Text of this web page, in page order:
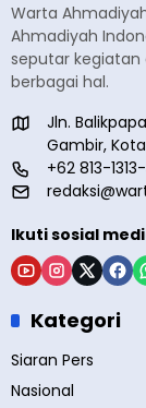
Warta
Ahmadiyah
seputar
berbagai hal.
Jln.
Gambir,
+62 813-
Ikuti sosial
Kategori
Siaran Pers
Nasional